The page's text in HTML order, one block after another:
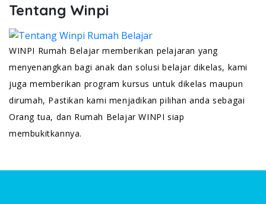
Tentang Winpi
WINPI Rumah Belajar memberikan pelajaran yang
menyenangkan bagi anak dan solusi belajar dikelas, kami
juga memberikan program kursus untuk dikelas maupun
dirumah, Pastikan kami menjadikan pilihan anda sebagai
Orang tua, dan Rumah Belajar WINPI siap
membukitkannya.